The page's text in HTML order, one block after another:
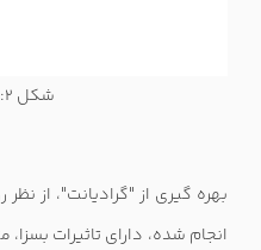
شکل 2: گرادیانت
بهره گیری از "گرادیانت"، از
انجام شده، دارای تاثیرات